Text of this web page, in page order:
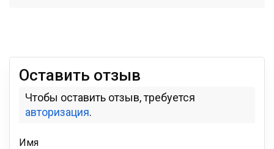
Оставить отзыв
Чтобы оставить отзыв, требуется
авторизация.
Имя